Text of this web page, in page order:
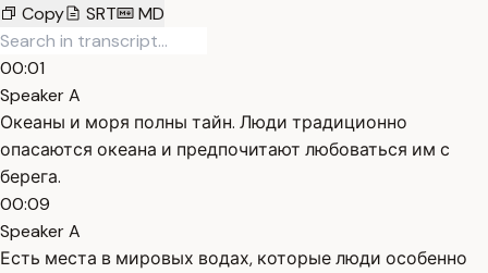
Copy SRT MD
00:01
Speaker A
Океаны и моря полны тайн. Люди традиционно
опасаются океана и предпочитают любоваться им с
берега.
00:09
Speaker A
Есть места в мировых водах, которые люди особенно